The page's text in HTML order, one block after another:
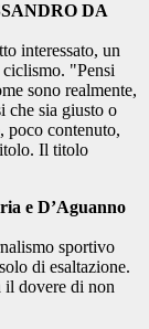
DA
interessato, un
"Pensi
sono realmente,
che sia giusto o
poco contenuto,
Il titolo
e D’Aguanno
sportivo
di esaltazione.
il dovere di non